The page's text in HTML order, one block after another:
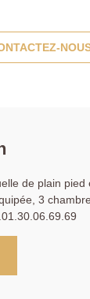
de plain
3